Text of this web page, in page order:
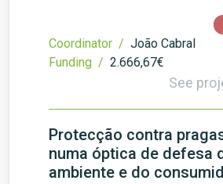
Coordinator / João Cabral
Funding / 2.666,67€
See
Protecção contra
numa óptica de defesa
ambiente e do